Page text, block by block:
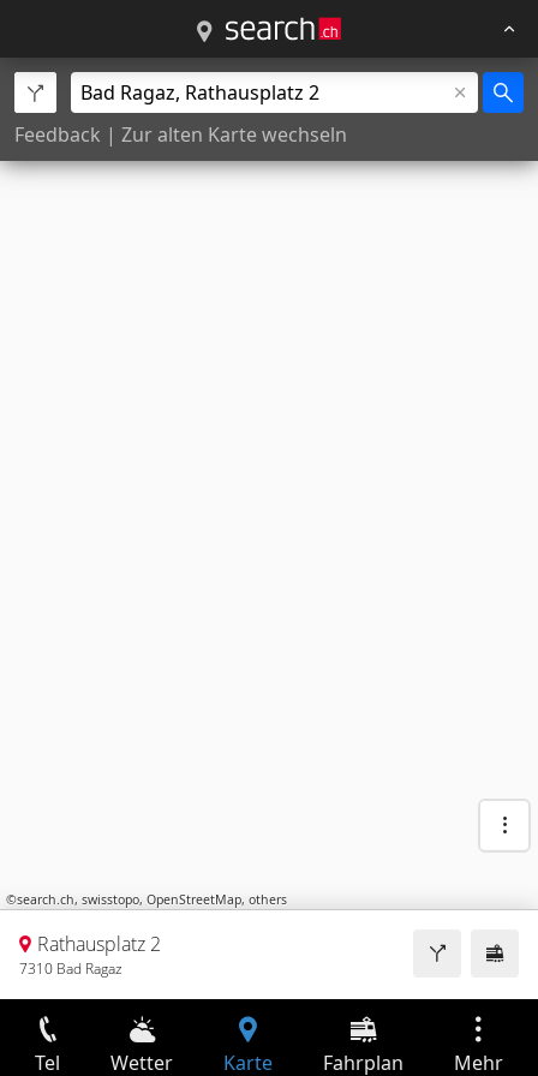
Feedback | Zur alten Karte wechseln
©search.ch, swisstopo, OpenStreetMap, others
Rathausplatz 2
7310 Bad Ragaz
Tel Wetter Karte Fahrplan Mehr